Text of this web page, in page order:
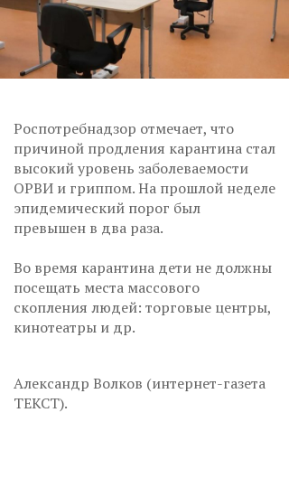
Роспотребнадзор отмечает, что
причиной продления карантина стал
высокий уровень заболеваемости
ОРВИ и гриппом. На прошлой неделе
эпидемический порог был
превышен в два раза.
Во время карантина дети не должны
посещать места массового
скопления людей: торговые центры,
кинотеатры и др.
Александр Волков (интернет-газета
ТЕКСТ).